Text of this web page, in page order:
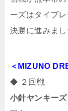
ーズはタイブ
決勝に進みまし
＜MIZUNO
◆ ２回戦
小針ヤンキー